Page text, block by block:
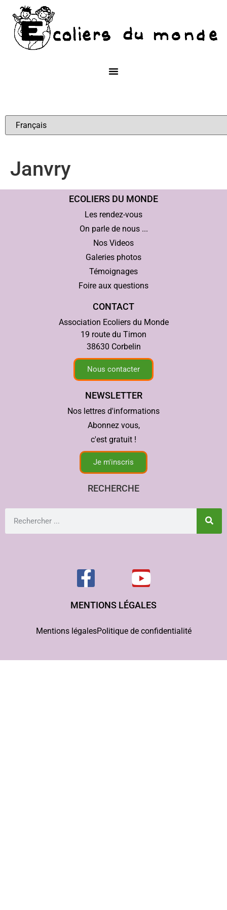
Janvry
ECOLIERS DU MONDE
Les rendez-vous
On parle de nous ...
Nos Videos
Galeries photos
Témoignages
Foire aux questions
CONTACT
Association Ecoliers du Monde
19 route du Timon
38630 Corbelin
Nous contacter
NEWSLETTER
Nos lettres d'informations
Abonnez vous,
c'est gratuit !
Je m'inscris
RECHERCHE
MENTIONS LÉGALES
Mentions légalesPolitique de confidentialité